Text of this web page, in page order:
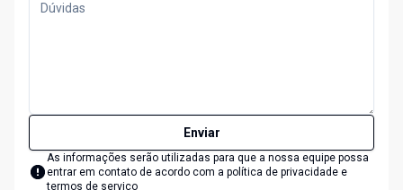
Enviar
As informações serão utilizadas para que a nossa equipe possa
entrar em contato de acordo com a política de privacidade e
termos de serviço